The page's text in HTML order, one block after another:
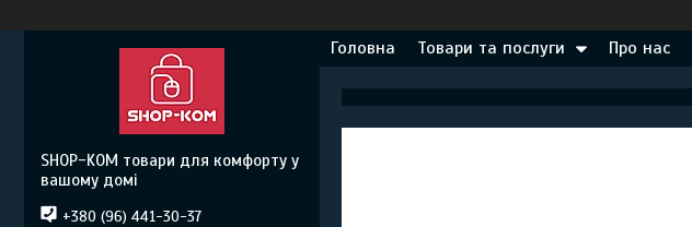
Головна Товари та послуги Про нас
SHOP-KOM товари для комфорту у
вашому домі
+380 (96) 441-30-37